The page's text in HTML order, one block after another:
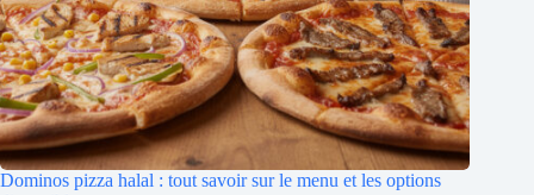
Dominos pizza halal : tout savoir sur le menu et les options